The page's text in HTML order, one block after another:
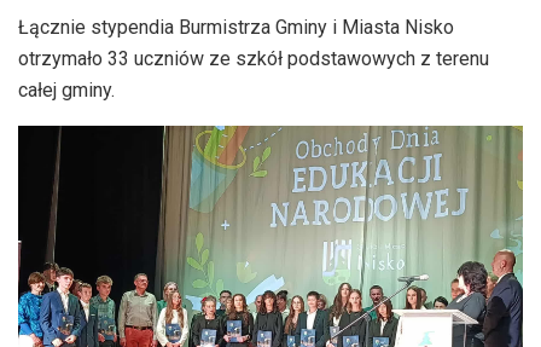
Łącznie stypendia Burmistrza Gminy i Miasta Nisko
otrzymało 33 uczniów ze szkół podstawowych z terenu
całej gminy.